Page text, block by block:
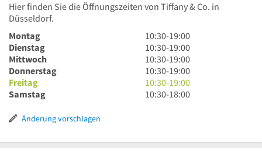
Hier finden Sie die Öffnungszeiten von Tiffany & Co. in
Düsseldorf.
Montag
10
Uhr
30
bis
19
Uhr
10:30-19:00
Dienstag
10
Uhr
30
bis
19
10:30-19:00
Mittwoch
10
Uhr
30
bis
10:30-19:00
Donnerstag
10
Uhr
30
10:30-19:00
Freitag
10
Uhr
Uhr
10:30-19:00
Samstag
10
18
10:30-18:00
Änderung vorschlagen